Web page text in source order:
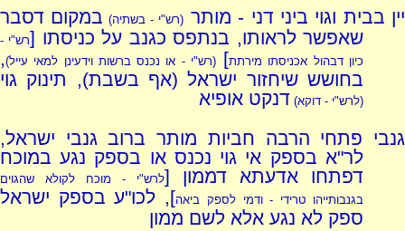
יין בבית וגוי ביני דני - מותר (רש"י - בשתיה) במקום דסבר
שאפשר לראותו, בנתפס כגנב על כניסתו [רש"י -
כיון דבהול אכניסתו מירתת](רש"י - או נכנס ברשות וידעינן למאי עייל),
בחושש שיחזור ישראל (אף בשבת), תינוק גוי
(לרש"י - דוקא) דנקט אופיא
גנבי פתחי הרבה חביות מותר ברוב גנבי ישראל,
לר"א בספק אי גוי נכנס או בספק נגע במוכח
דפתחו אדעתא דממון [לרש"י - מוכח לקולא שהגוים
בגנבותייהו טרידי - ודמי לספק ביאה], לכו"ע בספק ישראל
ספק לא נגע אלא לשם ממון